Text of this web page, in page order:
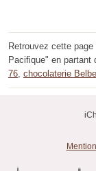
Retrouvez cette
Pacifique" en partant
76 chocolaterie